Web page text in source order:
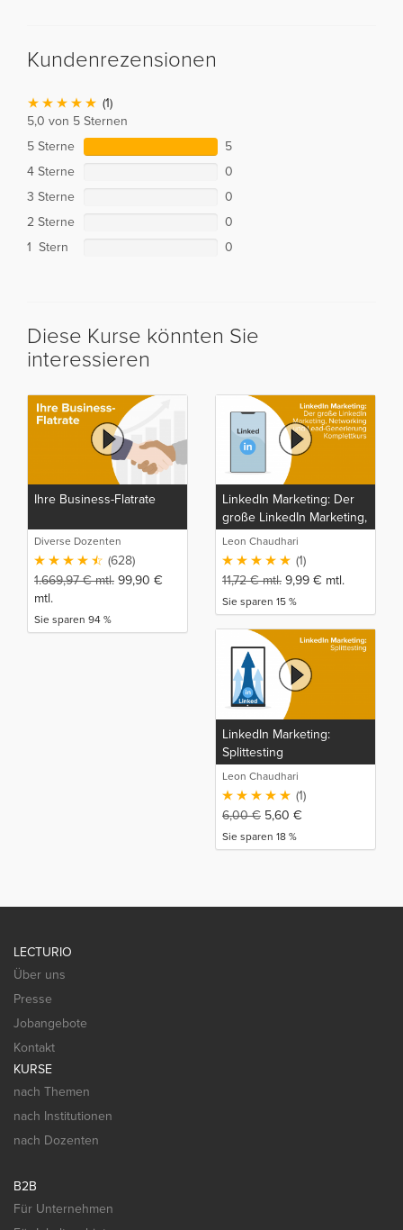
Kundenrezensionen
(1)
5,0 von 5 Sternen
5 Sterne
5
4 Sterne
0
3 Sterne
0
2 Sterne
0
1 Stern
0
Diese Kurse könnten Sie
interessieren
Ihre Business-Flatrate
Diverse Dozenten
(628)
1.669,97€mtl. 99,90 €
mtl.
Sie sparen 94 %
LinkedIn Marketing: Der
große LinkedIn Marketing,
Networking und Lead-
Generierung
Leon Chaudhari
(1)
11,72€mtl. 9,99 € mtl.
Sie sparen 15 %
LinkedIn Marketing:
Splittesting
Leon Chaudhari
(1)
6,00€ 5,60 €
Sie sparen 18 %
LECTURIO
Über uns
Presse
Jobangebote
Kontakt
KURSE
nach Themen
nach Institutionen
nach Dozenten
B2B
Für Unternehmen